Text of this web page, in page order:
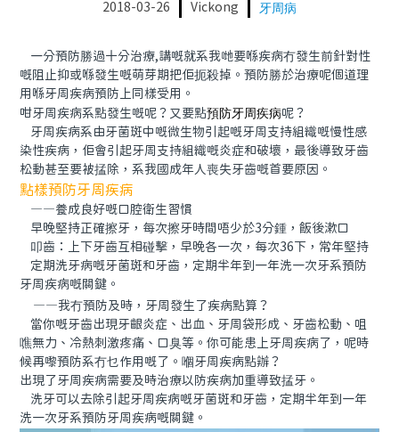
2018-03-26 Vickong 牙周病
一分預防勝過十分治療,講嘅就系我哋要喺疾病冇發生前針對性
嘅阻止抑或喺發生嘅萌芽期把佢扼殺掉。預防勝於治療呢個道理
用喺牙周疾病預防上同樣受用。
咁牙周疾病系點發生嘅呢？又要點預防牙周疾病呢？
牙周疾病系由牙菌斑中嘅微生物引起嘅牙周支持組織嘅慢性感
染性疾病，佢會引起牙周支持組織嘅炎症和破壞，最後導致牙齒
松動甚至要被掹除，系我國成年人喪失牙齒嘅首要原因。
點樣預防牙周疾病
——養成良好嘅口腔衛生習慣
早晚堅持正確擦牙，每次擦牙時間唔少於3分鍾，飯後漱口
叩齒：上下牙齒互相碰擊，早晚各一次，每次36下，常年堅持
定期洗牙病嘅牙菌斑和牙齒，定期半年到一年洗一次牙系預防
牙周疾病嘅關鍵。
——我冇預防及時，牙周發生了疾病點算？
當你嘅牙齒出現牙齦炎症、出血、牙周袋形成、牙齒松動、咀
噍無力、冷熱刺激疼痛、口臭等。你可能患上牙周疾病了，呢時
候再嚟預防系冇乜作用嘅了。嗰牙周疾病點辦？
出現了牙周疾病需要及時治療以防疾病加重導致掹牙。
洗牙可以去除引起牙周疾病嘅牙菌斑和牙齒，定期半年到一年
洗一次牙系預防牙周疾病嘅關鍵。